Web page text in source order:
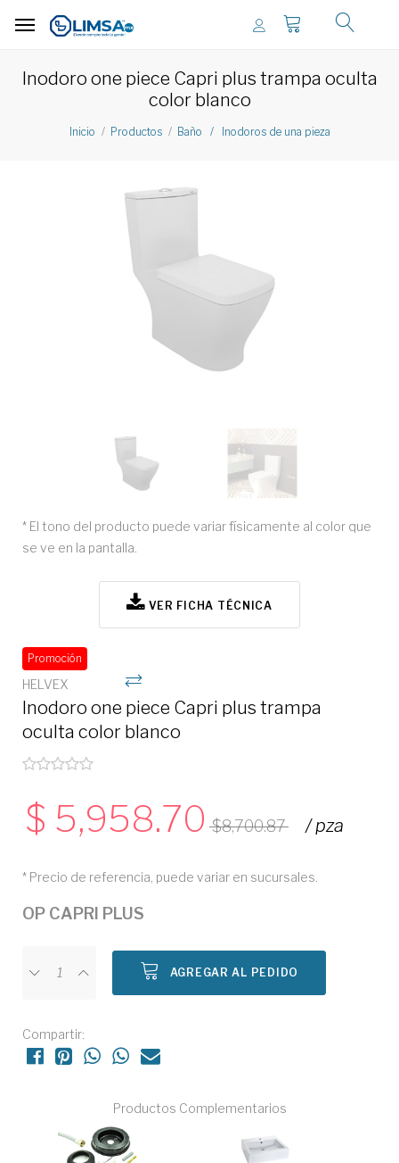
Inodoro one piece Capri plus trampa oculta
color blanco
Inicio Productos Baño / Inodoros de una pieza
* El tono del producto puede variar físicamente al color que
se ve en la pantalla.
VER FICHA TÉCNICA
Promoción
HELVEX
Inodoro one piece Capri plus trampa
oculta color blanco
5,958.70 8,700.87 / pza
* Precio de referencia, puede variar en sucursales.
OP CAPRI PLUS
AGREGAR AL PEDIDO
Compartir:
Productos Complementarios